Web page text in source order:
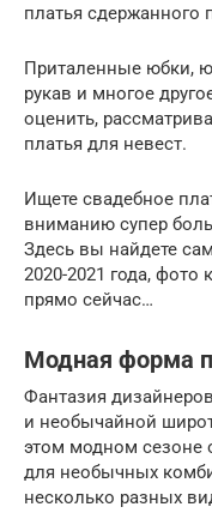
платья сдержанного
Приталенные юбки,
рукав и многое
оценить,
платья для невест.
Ищете свадебное
вниманию супер
Здесь вы найдете
2020-2021 года,
прямо сейчас…
Модная форма
Фантазия
и необычайной
этом модном сезоне
для необычных
несколько разных